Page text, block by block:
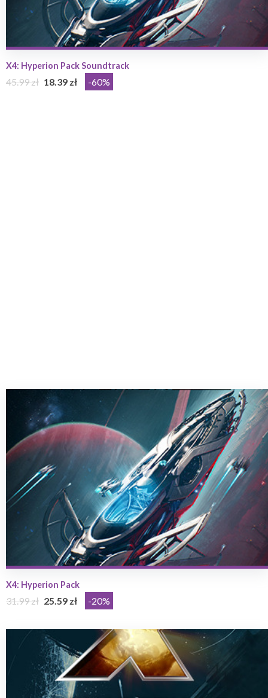
X4: Hyperion Pack Soundtrack
45.99 zł 18.39 zł -60%
X4: Hyperion Pack
31.99 zł 25.59 zł -20%